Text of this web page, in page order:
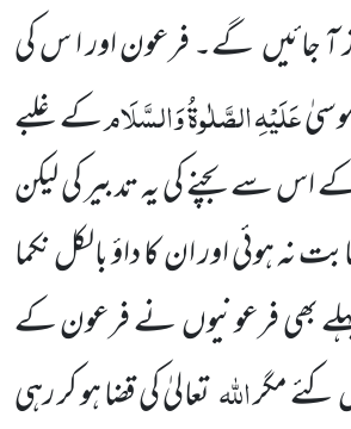
جائیں گے۔ فرعون اور ا س کی
عَلَیْہِالصَّلٰوۃُوَالسَّلَامکے غلبے
اس سے بچنے کی یہ تدبیر کی لیکن
نہ ہوئی اور ان کا داؤ بالکل نکما
بھی فرعونیوں نے فرعون کے
کئے مگراللہتعالیٰ کی قضا ہو کر رہی